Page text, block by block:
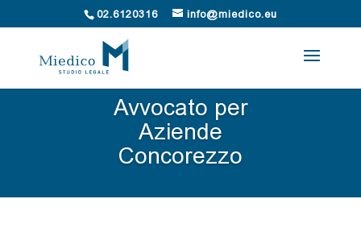
02.6120316 info@miedico.eu
Avvocato per
Aziende
Concorezzo